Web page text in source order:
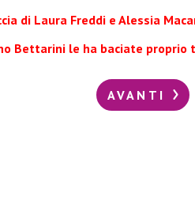
di Laura Freddi e Alessia
Bettarini le ha baciate
AVANTI